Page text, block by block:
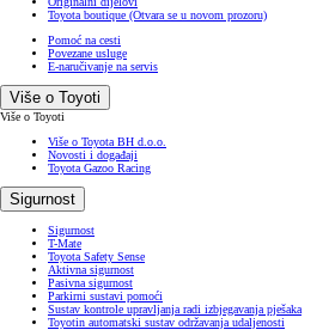
Toyota boutique (Otvara se u novom prozoru)
Pomoć na cesti
Povezane usluge
E-naručivanje na servis
Više o Toyoti
Više o Toyoti
Više o Toyota BH d.o.o.
Novosti i događaji
Toyota Gazoo Racing
Sigurnost
Sigurnost
T-Mate
Toyota Safety Sense
Aktivna sigurnost
Pasivna sigurnost
Parkirni sustavi pomoći
Sustav kontrole upravljanja radi izbjegavanja pješaka
Toyotin automatski sustav održavanja udaljenosti